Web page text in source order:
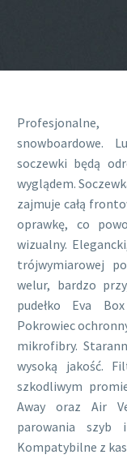
snowboardowe.
soczewki będą
wyglądem.
zajmuje całą
oprawkę, co
wizualny.
trójwymiarowej
welur, bardzo
pudełko Eva
Pokrowiec
mikrofibry.
wysoką jakość.
szkodliwym
Away oraz Air
parowania szyb
Kompatybilne z